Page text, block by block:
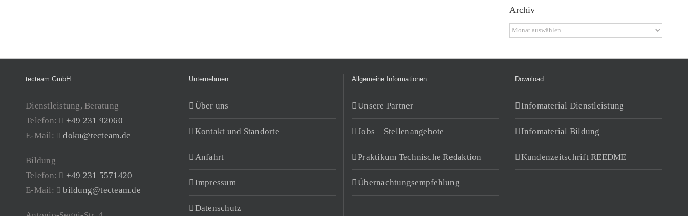
Archiv
Archiv
tecteam GmbH
Dienstleistung, Beratung
Telefon:
+49 231 92060
E-Mail:
doku@tecteam.de
Bildung
Telefon:
+49 231 5571420
E-Mail:
bildung@tecteam.de
Unternehmen
Über uns
Kontakt und Standorte
Anfahrt
Impressum
Datenschutz
Allgemeine Informationen
Unsere Partner
Jobs – Stellenangebote
Praktikum Technische Redaktion
Übernachtungsempfehlung
Download
Infomaterial Dienstleistung
Infomaterial Bildung
Kundenzeitschrift REEDME